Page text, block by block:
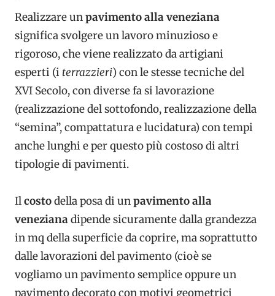
Realizzare unpavimento alla veneziana
significa svolgere un lavoro minuzioso e
rigoroso, che viene realizzato da artigiani
esperti (i terrazzieri) con le stesse tecniche del
XVI Secolo, con diverse fa si lavorazione
(realizzazione del sottofondo, realizzazione della
“semina”, compattatura e lucidatura) con tempi
anche lunghi e per questo più costoso di altri
tipologie di pavimenti.
Ilcostodella posa di unpavimento alla
venezianadipende sicuramente dalla grandezza
in mq della superficie da coprire, ma soprattutto
dalle lavorazioni del pavimento (cioè se
vogliamo un pavimento semplice oppure un
pavimento decorato con motivi geometrici